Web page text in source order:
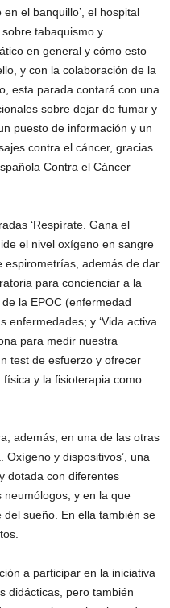
el banquillo’, el hospital
tabaquismo y
en general y cómo esto
y con la colaboración de la
esta parada contará con una
sobre dejar de fumar y
puesto de información y un
contra el cáncer, gracias
Contra el Cáncer
‘Respírate. Gana el
el nivel oxígeno en sangre
espirometrías, además de dar
para concienciar a la
la EPOC (enfermedad
y ‘Vida activa.
para medir nuestra
test de esfuerzo y ofrecer
y la fisioterapia como
además, en una de las otras
Oxígeno y dispositivos’, una
dotada con diferentes
neumólogos, y en la que
sueño. En ella también se
a participar en la iniciativa
didácticas, pero también